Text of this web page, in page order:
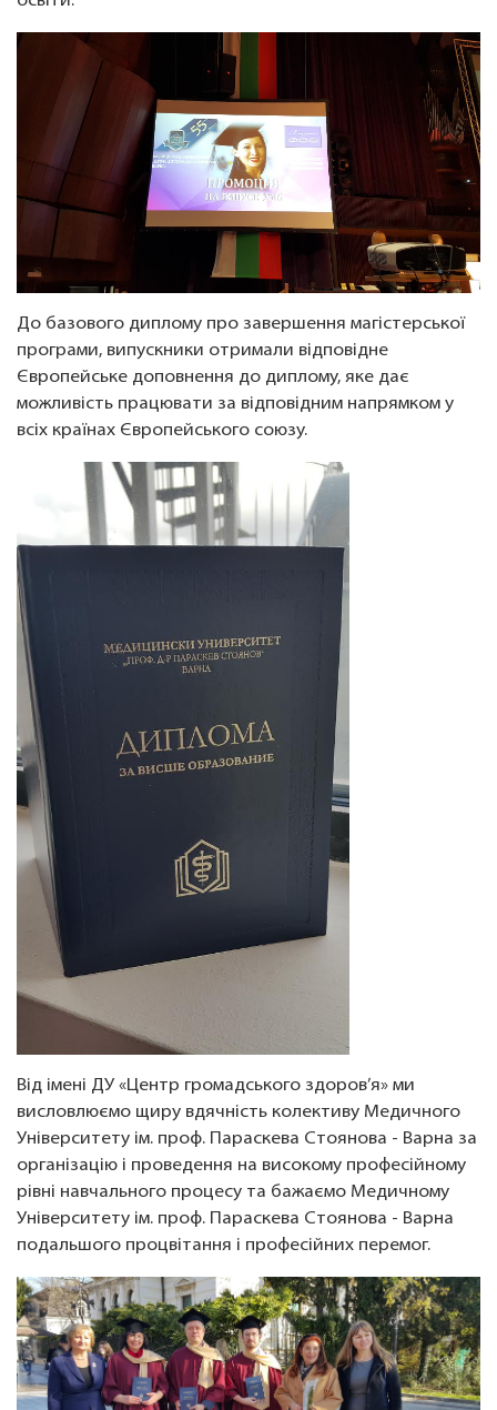
До базового диплому про завершення магістерської
програми, випускники отримали відповідне
Європейське доповнення до диплому, яке дає
можливість працювати за відповідним напрямком у
всіх країнах Європейського союзу.
Від імені ДУ «Центр громадського здоров’я» ми
висловлюємо щиру вдячність колективу Медичного
Університету ім. проф. Параскева Стоянова - Варна за
організацію і проведення на високому професійному
рівні навчального процесу та бажаємо Медичному
Університету ім. проф. Параскева Стоянова - Варна
подальшого процвітання і професійних перемог.